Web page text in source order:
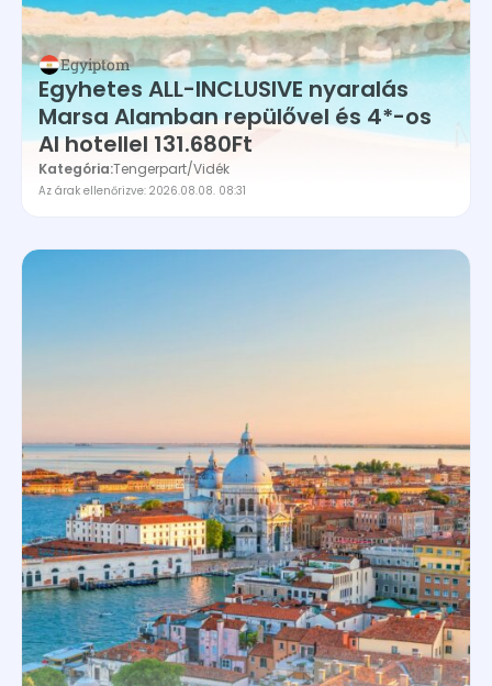
Egyiptom
Egyhetes ALL-INCLUSIVE nyaralás
Marsa Alamban repülővel és 4*-os
AI hotellel 131.680Ft
Kategória:Tengerpart/Vidék
Az árak ellenőrizve: 2026.08.08. 08:31